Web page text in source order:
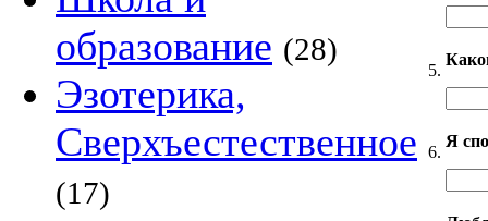
образование (28)
Эзотерика,
Сверхъестественное
(17)
5.
6.
Я